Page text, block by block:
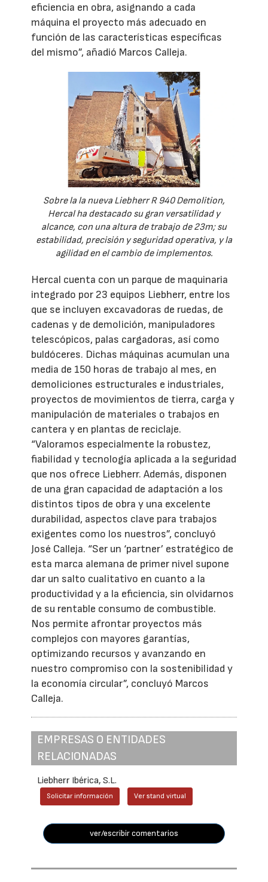
eficiencia en obra, asignando a cada
máquina el proyecto más adecuado en
función de las características específicas
del mismo”, añadió Marcos Calleja.
Sobre la la nueva Liebherr R 940 Demolition,
Hercal ha destacado su gran versatilidad y
alcance, con una altura de trabajo de 23m; su
estabilidad, precisión y seguridad operativa, y la
agilidad en el cambio de implementos.
Hercal cuenta con un parque de maquinaria
integrado por 23 equipos Liebherr, entre los
que se incluyen excavadoras de ruedas, de
cadenas y de demolición, manipuladores
telescópicos, palas cargadoras, así como
buldóceres. Dichas máquinas acumulan una
media de 150 horas de trabajo al mes, en
demoliciones estructurales e industriales,
proyectos de movimientos de tierra, carga y
manipulación de materiales o trabajos en
cantera y en plantas de reciclaje.
“Valoramos especialmente la robustez,
fiabilidad y tecnología aplicada a la seguridad
que nos ofrece Liebherr. Además, disponen
de una gran capacidad de adaptación a los
distintos tipos de obra y una excelente
durabilidad, aspectos clave para trabajos
exigentes como los nuestros”, concluyó
José Calleja. “Ser un ‘partner’ estratégico de
esta marca alemana de primer nivel supone
dar un salto cualitativo en cuanto a la
productividad y a la eficiencia, sin olvidarnos
de su rentable consumo de combustible.
Nos permite afrontar proyectos más
complejos con mayores garantías,
optimizando recursos y avanzando en
nuestro compromiso con la sostenibilidad y
la economía circular”, concluyó Marcos
Calleja.
EMPRESAS O ENTIDADES
RELACIONADAS
Liebherr Ibérica, S.L.
Solicitar información Ver stand virtual
ver/escribir comentarios